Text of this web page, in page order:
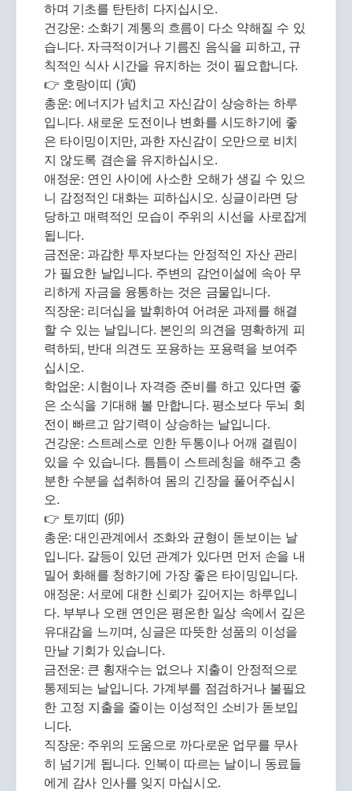
하며 기초를 탄탄히 다지십시오.
건강운: 소화기 계통의 흐름이 다소 약해질 수 있
습니다. 자극적이거나 기름진 음식을 피하고, 규
칙적인 식사 시간을 유지하는 것이 필요합니다.
👉 호랑이띠 (寅)
총운: 에너지가 넘치고 자신감이 상승하는 하루
입니다. 새로운 도전이나 변화를 시도하기에 좋
은 타이밍이지만, 과한 자신감이 오만으로 비치
지 않도록 겸손을 유지하십시오.
애정운: 연인 사이에 사소한 오해가 생길 수 있으
니 감정적인 대화는 피하십시오. 싱글이라면 당
당하고 매력적인 모습이 주위의 시선을 사로잡게
됩니다.
금전운: 과감한 투자보다는 안정적인 자산 관리
가 필요한 날입니다. 주변의 감언이설에 속아 무
리하게 자금을 융통하는 것은 금물입니다.
직장운: 리더십을 발휘하여 어려운 과제를 해결
할 수 있는 날입니다. 본인의 의견을 명확하게 피
력하되, 반대 의견도 포용하는 포용력을 보여주
십시오.
학업운: 시험이나 자격증 준비를 하고 있다면 좋
은 소식을 기대해 볼 만합니다. 평소보다 두뇌 회
전이 빠르고 암기력이 상승하는 날입니다.
건강운: 스트레스로 인한 두통이나 어깨 결림이
있을 수 있습니다. 틈틈이 스트레칭을 해주고 충
분한 수분을 섭취하여 몸의 긴장을 풀어주십시
오.
👉 토끼띠 (卯)
총운: 대인관계에서 조화와 균형이 돋보이는 날
입니다. 갈등이 있던 관계가 있다면 먼저 손을 내
밀어 화해를 청하기에 가장 좋은 타이밍입니다.
애정운: 서로에 대한 신뢰가 깊어지는 하루입니
다. 부부나 오랜 연인은 평온한 일상 속에서 깊은
유대감을 느끼며, 싱글은 따뜻한 성품의 이성을
만날 기회가 있습니다.
금전운: 큰 횡재수는 없으나 지출이 안정적으로
통제되는 날입니다. 가계부를 점검하거나 불필요
한 고정 지출을 줄이는 이성적인 소비가 돋보입
니다.
직장운: 주위의 도움으로 까다로운 업무를 무사
히 넘기게 됩니다. 인복이 따르는 날이니 동료들
에게 감사 인사를 잊지 마십시오.